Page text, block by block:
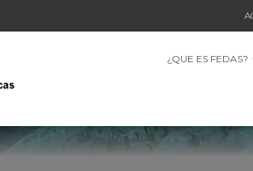
¿QUE ES FEDAS?